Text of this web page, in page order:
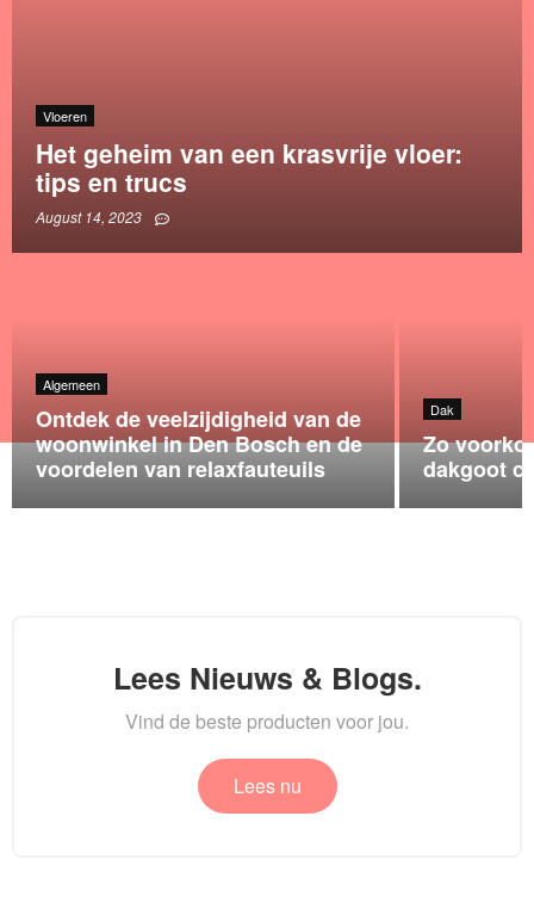
Vloeren
Het geheim van een krasvrije vloer:
tips en trucs
August 14, 2023
Algemeen
Ontdek de veelzijdigheid van de
woonwinkel in Den Bosch en de
voordelen van relaxfauteuils
Dak
Zo
dakgoot
Lees Nieuws & Blogs.
Vind de beste producten voor jou.
Lees nu